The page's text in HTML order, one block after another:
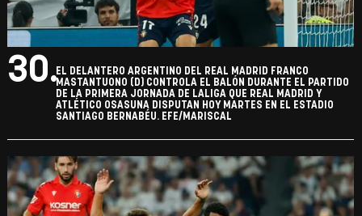
30.EL DELANTERO ARGENTINO DEL REAL MADRID FRANCO
MASTANTUONO (D) CONTROLA EL BALÓN DURANTE EL PARTIDO
DE LA PRIMERA JORNADA DE LALIGA QUE REAL MADRID Y
ATLÉTICO OSASUNA DISPUTAN HOY MARTES EN EL ESTADIO
SANTIAGO BERNABÉU. EFE/MARISCAL